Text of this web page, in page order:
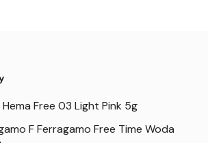
Free 03 Light Pink 5g
F Ferragamo Free Time Woda